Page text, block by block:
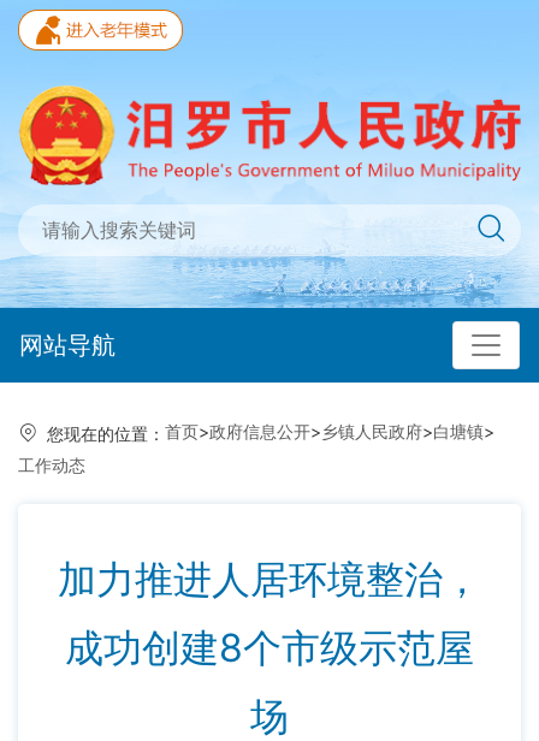
网站导航
您现在的位置： 首页>政府信息公开>乡镇人民政府>白塘镇>
工作动态
加力推进人居环境整治，
成功创建8个市级示范屋
场